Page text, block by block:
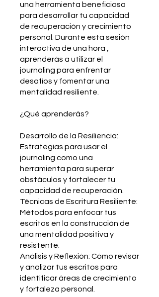
una herramienta beneficiosa
para desarrollar tu capacidad
de recuperación y crecimiento
personal. Durante esta sesión
interactiva de una hora ,
aprenderás a utilizar el
journaling para enfrentar
desafíos y fomentar una
mentalidad resiliente.
¿Qué aprenderás?
Desarrollo de la Resiliencia:
Estrategias para usar el
journaling como una
herramienta para superar
obstáculos y fortalecer tu
capacidad de recuperación.
Técnicas de Escritura Resiliente:
Métodos para enfocar tus
escritos en la construcción de
una mentalidad positiva y
resistente.
Análisis y Reflexión: Cómo revisar
y analizar tus escritos para
identificar áreas de crecimiento
y fortaleza personal.